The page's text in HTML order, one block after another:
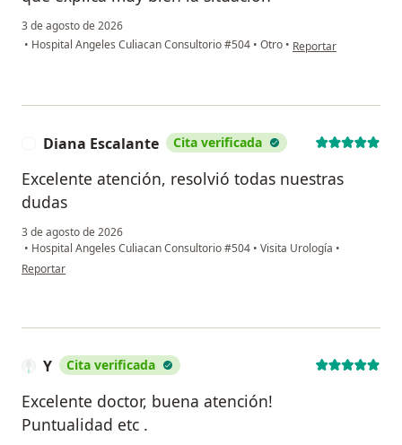
3 de agosto de 2026
• Hospital Angeles Culiacan Consultorio #504 • Otro • en opinión del
Reportar
Diana Escalante Cita verificada
Excelente atención, resolvió todas nuestras
dudas
3 de agosto de 2026
• Hospital Angeles Culiacan Consultorio #504 • Visita Urología •
en opinión del usuario Diana Escalante
Reportar
Y Cita verificada
Excelente doctor, buena atención!
Puntualidad etc .